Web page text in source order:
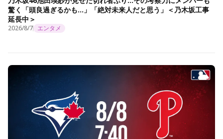
驚く「頭良過ぎるかも…」「絶対未来人だと思う」＜乃木坂工事
延長中＞
2026/8/7 エンタメ